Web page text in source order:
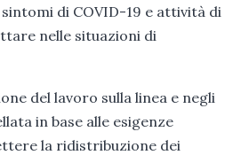
di COVID-19 e attività di
nelle situazioni di
del lavoro sulla linea e negli
in base alle esigenze
la ridistribuzione dei